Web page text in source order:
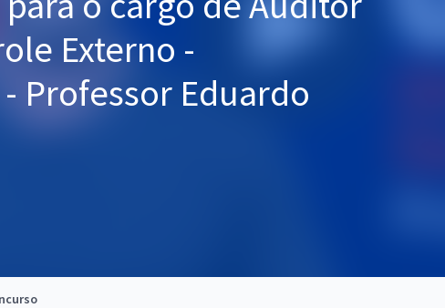
Externo -
Professor Eduardo